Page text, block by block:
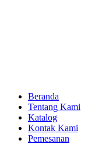
Beranda
Tentang Kami
Katalog
Kontak Kami
Pemesanan